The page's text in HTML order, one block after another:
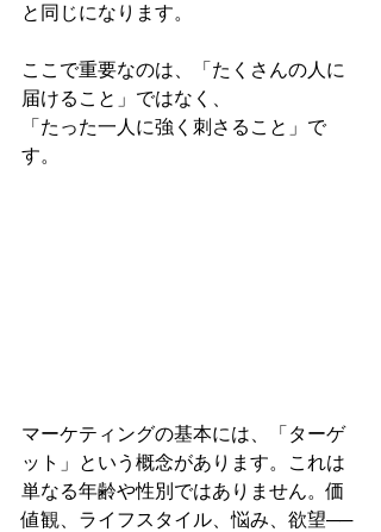
と同じになります。
ここで重要なのは、「たくさんの人に
届けること」ではなく、
「たった一人に強く刺さること」で
す。
マーケティングの基本には、「ターゲ
ット」という概念があります。これは
単なる年齢や性別ではありません。価
値観、ライフスタイル、悩み、欲望──